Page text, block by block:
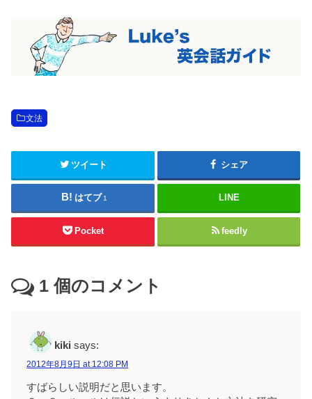
文法
ツイート シェア
はてブ 1 LINE
Pocket feedly
1 個のコメント
kiki says:
2012年8月9日 at 12:08 PM
すばらしい説明だと思います。